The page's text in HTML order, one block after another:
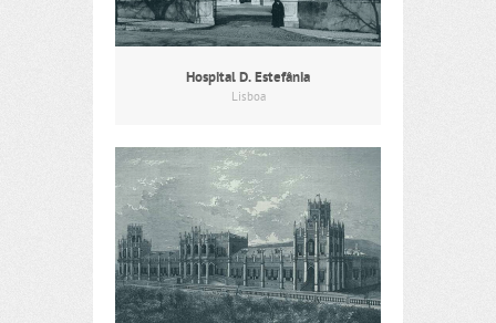
Hospital D. Estefânia
Lisboa